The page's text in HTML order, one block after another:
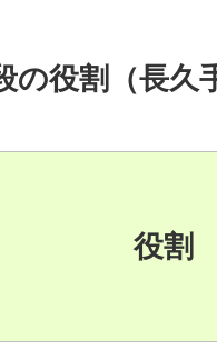
の役割（長久
役割